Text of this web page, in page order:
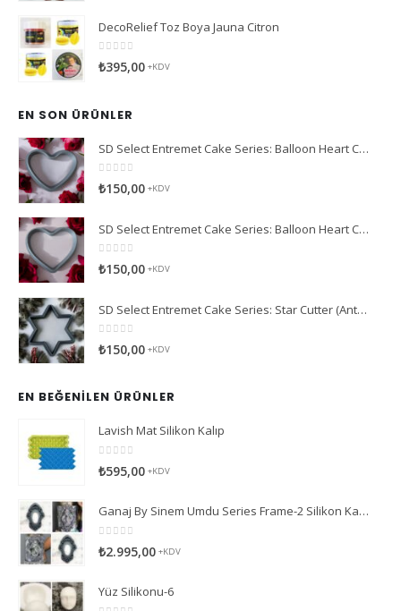
DecoRelief Toz Boya Jauna Citron
05 üzerinden
₺395,00 +KDV
EN SON ÜRÜNLER
SD Select Entremet Cake Series: Balloon Heart Cutter Small Cutter (Antreme Pasta Serisi: Balon Kalp Kesici)
0 5 üzerinden
₺150,00 +KDV
SD Select Entremet Cake Series: Balloon Heart Cutter Cutter (Antreme Pasta Serisi: Balon Kalp Kesici)
0 5 üzerinden
₺150,00 +KDV
SD Select Entremet Cake Series: Star Cutter (Antreme Pasta Serisi: Yıldız Kesici)
0 5 üzerinden
₺150,00 +KDV
EN BEĞENILEN ÜRÜNLER
Lavish Mat Silikon Kalıp
0
₺595,00 +KDV
Ganaj By Sinem Umdu Series Frame-2 Silikon Kalıp
0
₺2.995,00 +KDV
Yüz Silikonu-6